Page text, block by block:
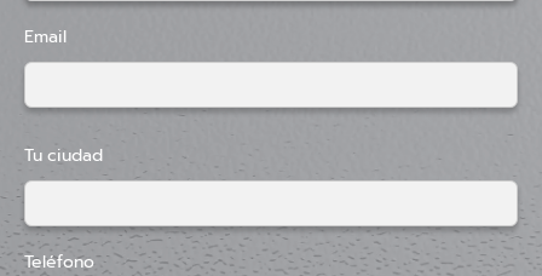
Email
Tu ciudad
Teléfono